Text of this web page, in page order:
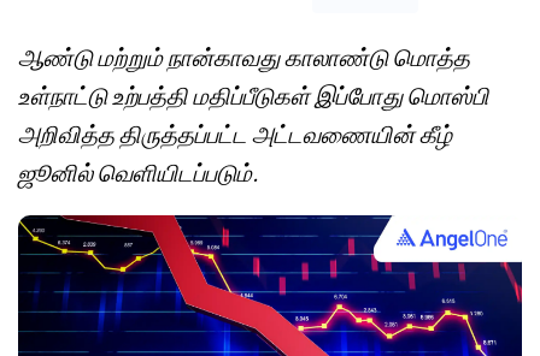
ஆண்டு மற்றும் நான்காவது காலாண்டு மொத்த
உள்நாட்டு உற்பத்தி மதிப்பீடுகள் இப்போது மொஸ்பி
அறிவித்த திருத்தப்பட்ட அட்டவணையின் கீழ்
ஜூனில் வெளியிடப்படும்.